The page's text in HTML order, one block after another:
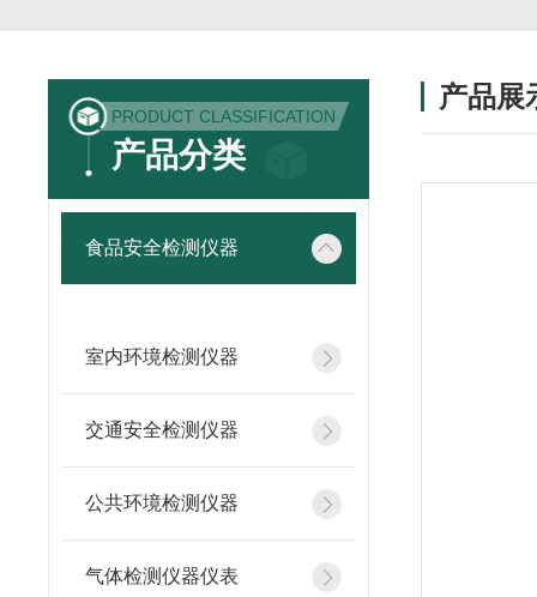
PRODUCT CLASSIFICATION
产品分类
食品安全检测仪器
室内环境检测仪器
交通安全检测仪器
公共环境检测仪器
气体检测仪器仪表
产品展